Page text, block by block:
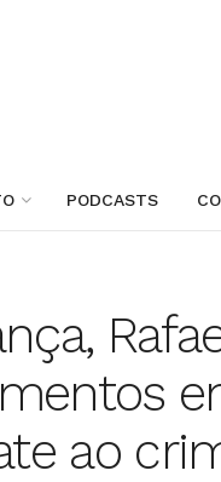
PODCASTS
ao